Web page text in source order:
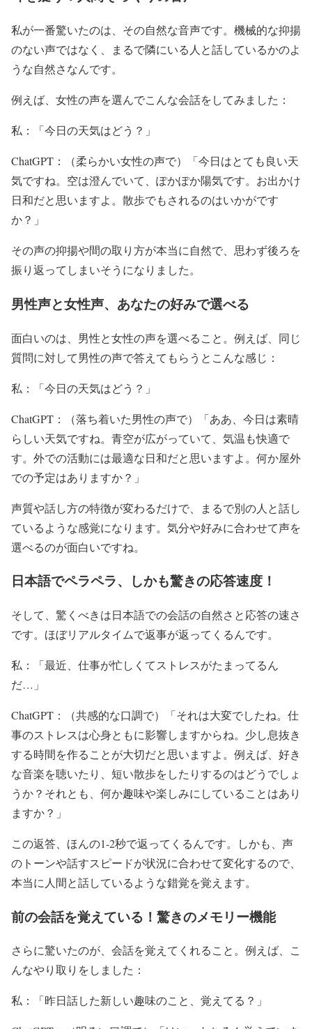
私が一番驚いたのは、その自然な音声です。機械的な抑揚
のない声ではなく、まるで隣にいる人と話しているかのよ
うな自然さなんです。
例えば、女性の声を選んでこんな会話をしてみました：
私：「今日の天気はどう？」
ChatGPT：（柔らかい女性の声で）「今日はとても良い天
気ですね。空は澄んでいて、ぽかぽか陽気です。お出かけ
日和だと思いますよ。散歩でもされるのはいかがです
か？」
その声の抑揚や間の取り方が本当に自然で、思わず後ろを
振り返ってしまいそうになりました。
男性声と女性声、あなたの好みで選べる
面白いのは、男性と女性の声を選べること。例えば、同じ
質問に対して男性の声で答えてもらうとこんな感じ：
私：「今日の天気はどう？」
ChatGPT：（落ち着いた男性の声で）「ああ、今日は素晴
らしい天気ですね。青空が広がっていて、気温も快適で
す。外での活動には最適な日和だと思いますよ。何か屋外
での予定はありますか？」
声質や話し方の特徴が変わるだけで、まるで別の人と話し
ているような感覚になります。気分や好みに合わせて声を
選べるのが面白いですね。
日本語でペラペラ、しかも驚きの応答速度！
そして、驚くべきは日本語での会話の自然さと応答の速さ
です。ほぼリアルタイムで返事が返ってくるんです。
私：「最近、仕事が忙しくてストレスがたまってるん
だ…」
ChatGPT：（共感的な口調で）「それは大変でしたね。仕
事のストレスは心身ともに影響しますからね。少し息抜き
する時間を作ることが大切だと思いますよ。例えば、好き
な音楽を聴いたり、短い散歩をしたりするのはどうでしょ
うか？それとも、何か趣味や楽しみにしていることはあり
ますか？」
この返答、ほんの1-2秒で返ってくるんです。しかも、声
のトーンや話すスピードが状況に合わせて変化するので、
本当に人間と話しているような錯覚を覚えます。
前の会話を覚えている！驚きのメモリー機能
さらに驚いたのが、会話を覚えてくれること。例えば、こ
んなやり取りをしました：
私：「昨日話した新しい趣味のこと、覚えてる？」